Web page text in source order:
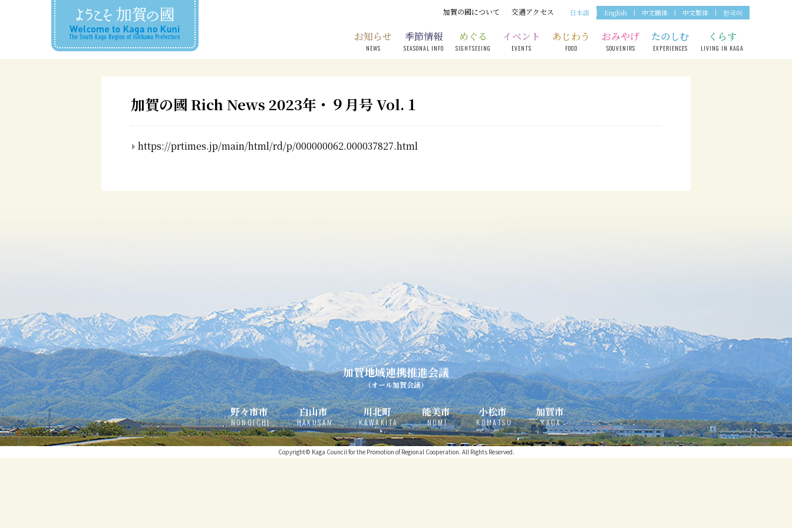
加賀の國について 交通アクセス 日本語 English 中文簡体 中文繁体 한국어
お知らせ
NEWS
季節情報
SEASONAL INFO
めぐる
SIGHTSEEING
イベント
EVENTS
あじわう
FOOD
おみやげ
SOUVENIRS
たのしむ
EXPERIENCES
くらす
LIVING IN KAGA
加賀の國 Rich News 2023年・９月号 Vol.１
https://prtimes.jp/main/html/rd/p/000000062.000037827.html
加賀地域連携推進会議
（オール加賀会議）
野々市市
NONOICHI
白山市
HAKUSAN
川北町
KAWAKITA
能美市
NOMI
小松市
KOMATSU
加賀市
KAGA
Copyright© Kaga Council for the Promotion of Regional Cooperation. All Rights Reserved.